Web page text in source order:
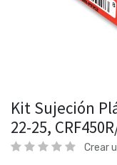
Kit Sujeción
22-25,
Crear